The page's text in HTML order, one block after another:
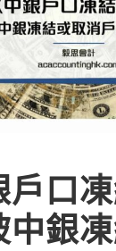
戶口
中銀